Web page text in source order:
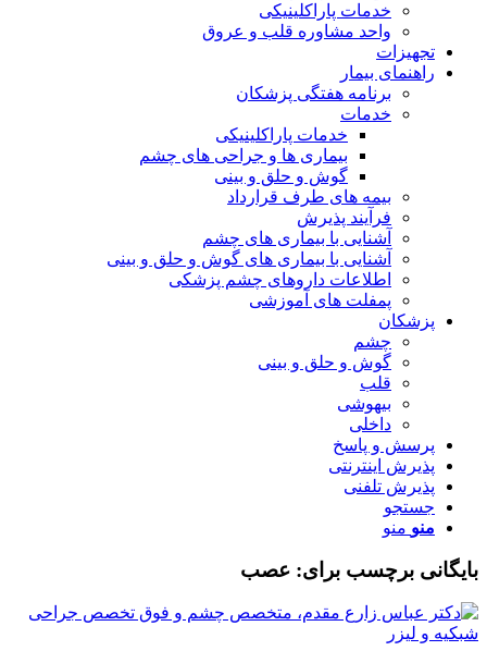
خدمات پاراکلینیکی
واحد مشاوره قلب و عروق
تجهیزات
راهنمای بیمار
برنامه هفتگی پزشکان
خدمات
خدمات پاراکلینیکی
بیماری ها و جراحی های چشم
گوش و حلق و بینی
بیمه های طرف قرارداد
فرآیند پذیرش
آشنایی با بیماری های چشم
آشنایی با بیماری های گوش و حلق و بینی
اطلاعات داروهای چشم پزشکی
پمفلت های آموزشی
پزشکان
چشم
گوش و حلق و بینی
قلب
بیهوشی
داخلی
پرسش و پاسخ
پذیرش اینترنتی
پذیرش تلفنی
جستجو
منو منو
بایگانی برچسب برای: عصب